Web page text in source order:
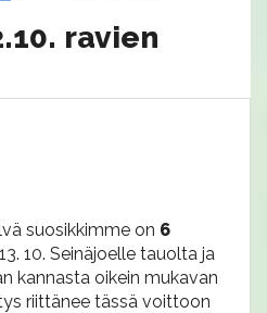
ravien
suosikkimme on 6
10. Seinäjoelle tauolta ja
kannasta oikein mukavan
riittänee tässä voittoon